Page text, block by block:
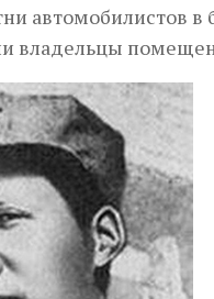
автомобилистов
владельцы